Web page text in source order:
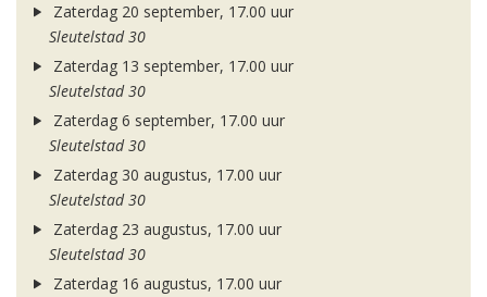
Zaterdag 20 september, 17.00 uur
Sleutelstad 30
Zaterdag 13 september, 17.00 uur
Sleutelstad 30
Zaterdag 6 september, 17.00 uur
Sleutelstad 30
Zaterdag 30 augustus, 17.00 uur
Sleutelstad 30
Zaterdag 23 augustus, 17.00 uur
Sleutelstad 30
Zaterdag 16 augustus, 17.00 uur